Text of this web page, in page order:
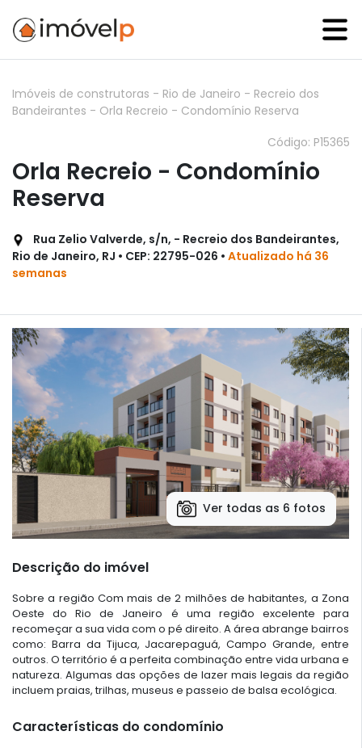
Imóveis de construtoras - Rio de Janeiro - Recreio dos
Bandeirantes - Orla Recreio - Condomínio Reserva
Código: P15365
Orla Recreio - Condomínio
Reserva
Rua Zelio Valverde, s/n, - Recreio dos Bandeirantes,
Rio de Janeiro, RJ • CEP: 22795-026 • Atualizado há 36
semanas
Ver todas as 6 fotos
Descrição do imóvel
Sobre a região Com mais de 2 milhões de habitantes, a Zona
Oeste do Rio de Janeiro é uma região excelente para
recomeçar a sua vida com o pé direito. A área abrange bairros
como: Barra da Tijuca, Jacarepaguá, Campo Grande, entre
outros. O território é a perfeita combinação entre vida urbana e
natureza. Algumas das opções de lazer mais legais da região
incluem praias, trilhas, museus e passeio de balsa ecológica.
Características do condomínio